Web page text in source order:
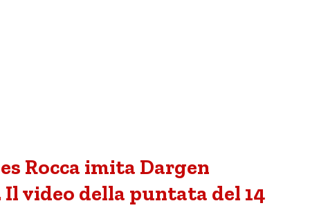
Rocca imita Dargen
Il video della puntata del 14